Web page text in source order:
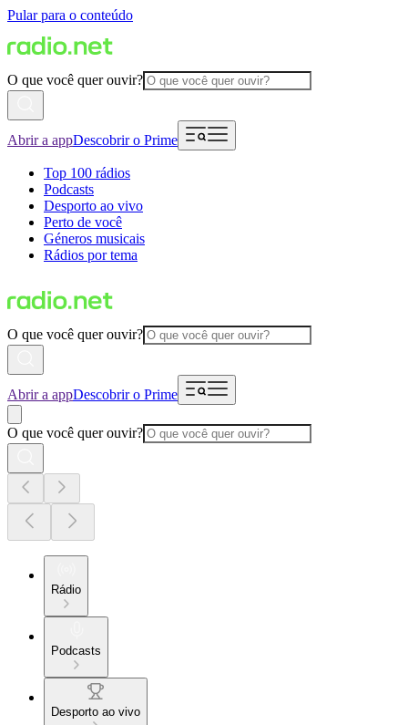
Pular para o conteúdo
O que você quer ouvir?
Abrir a appDescobrir o Prime
Top 100 rádios
Podcasts
Desporto ao vivo
Perto de você
Géneros musicais
Rádios por tema
O que você quer ouvir?
Abrir a appDescobrir o Prime
O que você quer ouvir?
Rádio
Podcasts
Desporto ao vivo